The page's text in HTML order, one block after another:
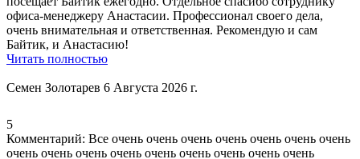
офиса-менеджеру Анастасии. Профессионал своего дела,
очень внимательная и ответственная. Рекомендую и сам
Байтик, и Анастасию!
Читать полностью
Семен Золотарев 6 Августа 2026 г.
5
Комментарий: Все очень очень очень очень очень очень очень
очень очень очень очень очень очень очень очень очень